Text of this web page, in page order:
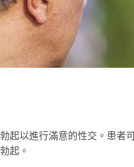
起以進行滿意的性交。患者
起。